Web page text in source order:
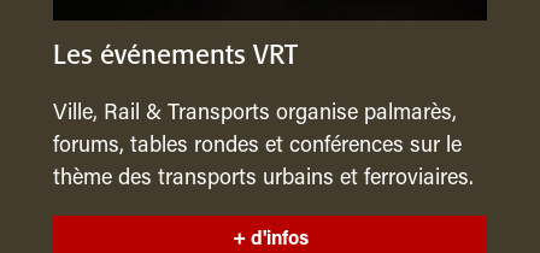
Les événements VRT
Ville, Rail & Transports organise palmarès,
forums, tables rondes et conférences sur le
thème des transports urbains et ferroviaires.
+ d'infos